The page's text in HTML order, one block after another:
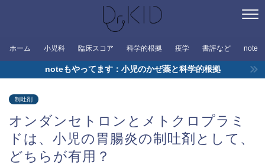
ホーム 小児科 臨床スコア 科学的根拠 疫学 書評など note
noteもやってます：小児のかぜ薬と科学的根拠
制吐剤
オンダンセトロンとメトクロプラミ
ドは、小児の胃腸炎の制吐剤として、
どちらが有用？